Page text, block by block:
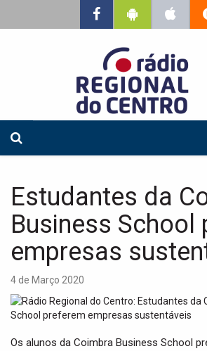
Estudantes da
Business School
empresas
4 de Março 2020
Os alunos da Coimbra Business School